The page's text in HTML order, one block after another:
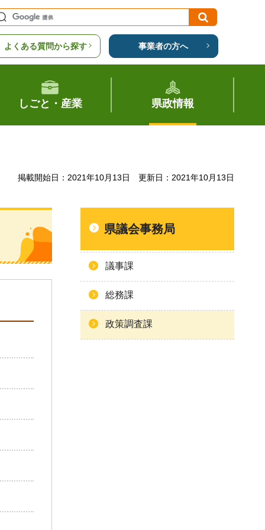
よくある質問から探す 事業者の方へ
しごと・産業 県政情報
掲載開始日：2021年10月13日 更新日：2021年10月13日
県議会事務局
議事課
総務課
政策調査課